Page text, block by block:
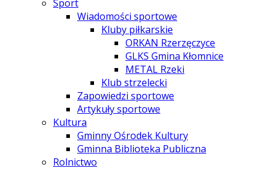
Sport
Wiadomości sportowe
Kluby piłkarskie
ORKAN Rzerzęczyce
GLKS Gmina Kłomnice
METAL Rzeki
Klub strzelecki
Zapowiedzi sportowe
Artykuły sportowe
Kultura
Gminny Ośrodek Kultury
Gminna Biblioteka Publiczna
Rolnictwo